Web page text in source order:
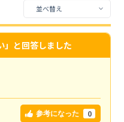
」と回答しました
参考になった 0